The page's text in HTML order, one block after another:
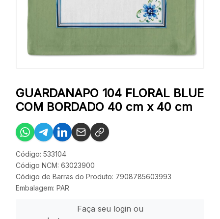
GUARDANAPO 104 FLORAL BLUE
COM BORDADO 40 cm x 40 cm
Código: 533104
Código NCM: 63023900
Código de Barras do Produto: 7908785603993
Embalagem: PAR
Faça seu login ou